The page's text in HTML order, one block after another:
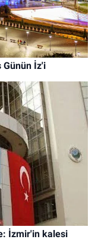
Günün İz'i
İzmir'in kalesi